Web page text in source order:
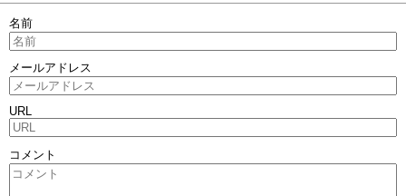
名前
メールアドレス
URL
コメント